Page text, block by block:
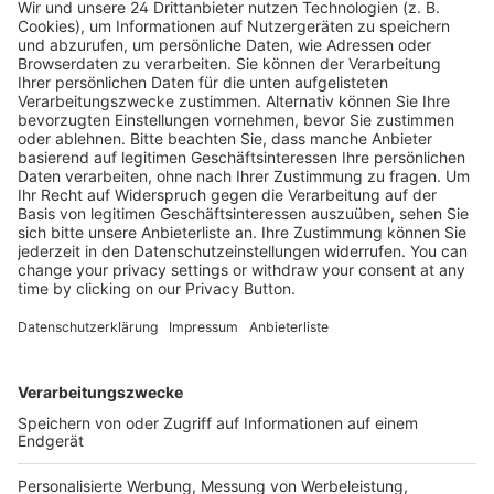
Power
Ewig diskutieren, nie entscheiden. Auf andere zeigen, selbst
keine Verantwortung übernehmen. Wichtige Themen
angehen, aber nicht zu Ende bringen. Wohl jede Führ...
37,99 €
Mehr Infos
Kostenlose Rücksendung bis zu 14 Tage nach
Bestelleingang (innerhalb Deutschlands).
Versandkosten.
Der Bestellprozess ist mit Hilfe eines SSL-